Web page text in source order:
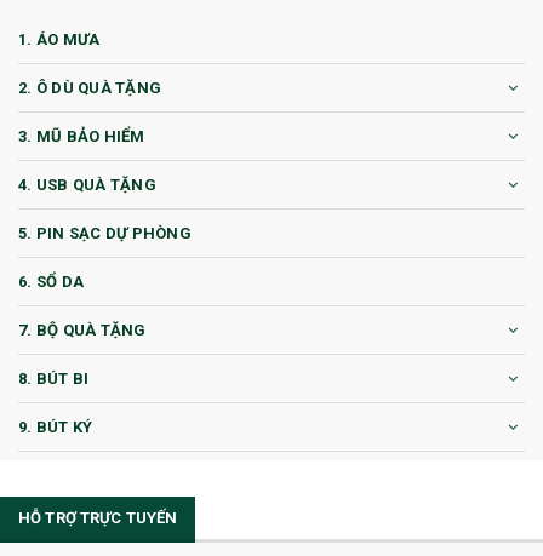
1. ÁO MƯA
2. Ô DÙ QUÀ TẶNG
3. MŨ BẢO HIỂM
4. USB QUÀ TẶNG
5. PIN SẠC DỰ PHÒNG
6. SỔ DA
7. BỘ QUÀ TẶNG
8. BÚT BI
9. BÚT KÝ
11. CỐC/BÌNH GIỮ NHIỆT
HỖ TRỢ TRỰC TUYẾN